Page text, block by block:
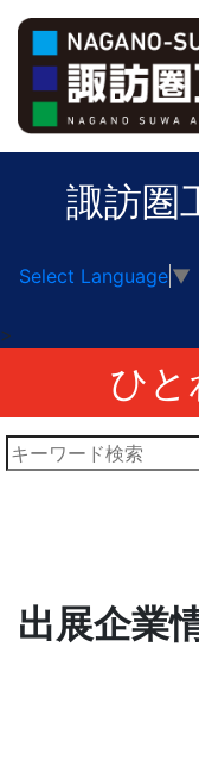
諏訪圏
Select Language ▼
>
ひと
出展企業